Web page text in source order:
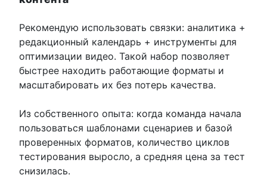
Рекомендую использовать связки: аналитика +
редакционный календарь + инструменты для
оптимизации видео. Такой набор позволяет
быстрее находить работающие форматы и
масштабировать их без потерь качества.
Из собственного опыта: когда команда начала
пользоваться шаблонами сценариев и базой
проверенных форматов, количество циклов
тестирования выросло, а средняя цена за тест
снизилась.